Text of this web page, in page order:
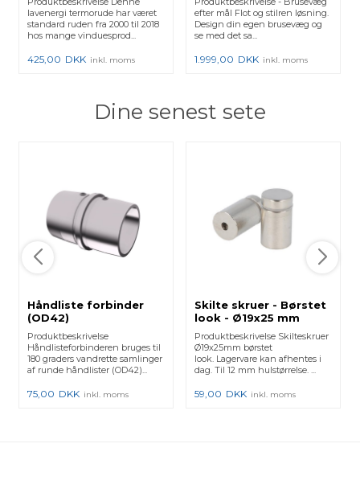
lavenergi termorude har været
standard ruden fra 2000 til 2018
hos mange vinduesprod...
425,00 DKK inkl. moms
efter mål Flot og stilren løsning.
Design din egen brusevæg og
se med det sa...
1.999,00 DKK inkl. moms
Dine senest sete
Håndliste forbinder
(OD42)
Produktbeskrivelse
Håndlisteforbinderen bruges til
180 graders vandrette samlinger
af runde håndlister (OD42)...
75,00 DKK inkl. moms
Skilte skruer - Børstet
look - Ø19x25 mm
Produktbeskrivelse Skilteskruer
Ø19x25mm børstet
look. Lagervare kan afhentes i
dag. Til 12 mm hulstørrelse. ...
59,00 DKK inkl. moms